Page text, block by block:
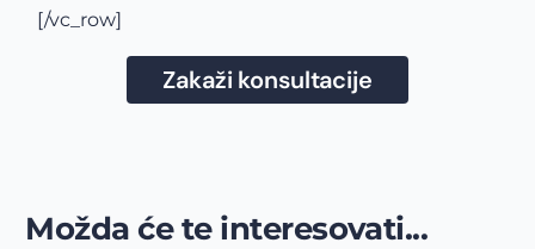
[/vc_row]
Zakaži konsultacije
Možda će te interesovati...